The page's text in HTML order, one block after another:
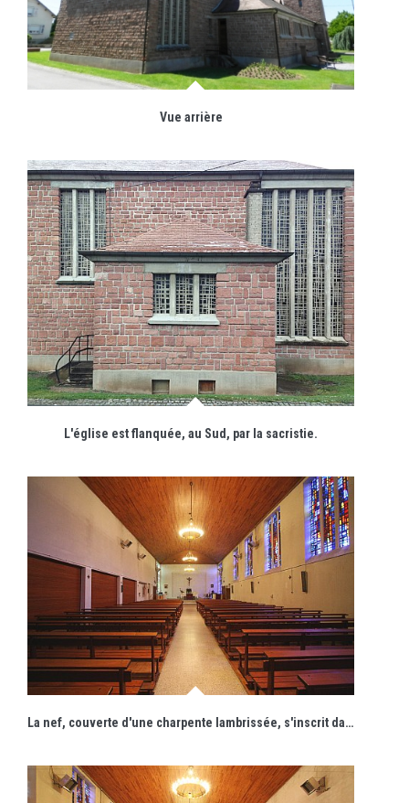
Vue arrière
L'église est flanquée, au Sud, par la sacristie.
La nef, couverte d'une charpente lambrissée, s'inscrit dans un plan rectangulaire s'ouvrant une abside de même forme.